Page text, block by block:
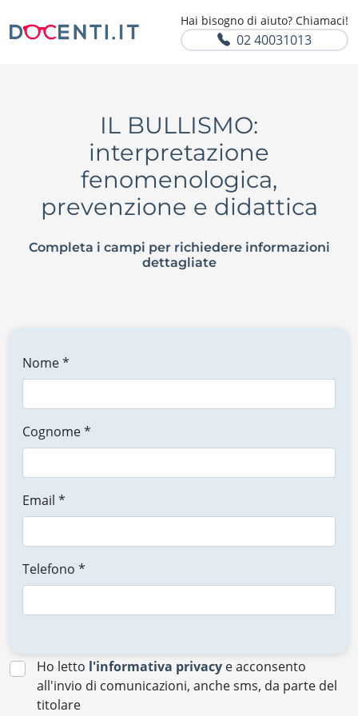
Hai bisogno di aiuto? Chiamaci!
02 40031013
IL BULLISMO:
interpretazione
fenomenologica,
prevenzione e didattica
Completa i campi per richiedere informazioni
dettagliate
Nome *
Cognome *
Email *
Telefono *
Ho letto l'informativa privacy e acconsento
all'invio di comunicazioni, anche sms, da parte del
titolare